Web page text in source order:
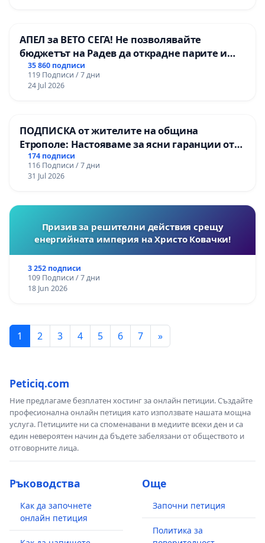
АПЕЛ за ВЕТО СЕГА! Не позволявайте
бюджетът на Радев да открадне парите и
правата ни в тъмното
35 860 подписи
119 Подписи / 7 дни
24 Jul 2026
ПОДПИСКА от жителите на община
Етрополе: Настояваме за ясни гаранции от
“Елаците-МЕД” АД и от държавата, че ще се
изпълнят всички екологични норми!
174 подписи
116 Подписи / 7 дни
31 Jul 2026
Призив за решителни действия срещу
енергийната империя на Христо Ковачки!
3 252 подписи
109 Подписи / 7 дни
18 Jun 2026
1 2 3 4 5 6 7 »
Peticiq.com
Ние предлагаме безплатен хостинг за онлайн петиции. Създайте
професионална онлайн петиция като използвате нашата мощна
услуга. Петициите ни са споменавани в медиите всеки ден и са
един невероятен начин да бъдете забелязани от обществото и
отговорните лица.
Ръководства
Как да започнете
онлайн петиция
Още
Започни петиция
Политика за